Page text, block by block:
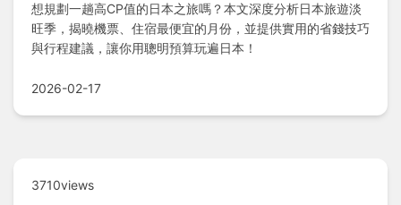
想規劃一趟高CP值的日本之旅嗎？本文深度分析日本旅遊淡
旺季，揭曉機票、住宿最便宜的月份，並提供實用的省錢技巧
與行程建議，讓你用聰明預算玩遍日本！
2026-02-17
3710views